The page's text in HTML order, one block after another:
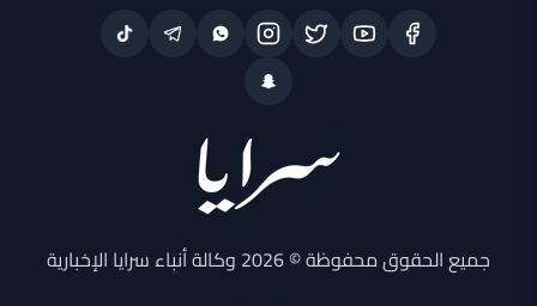
جميع الحقوق محفوظة © 2026 وكالة أنباء سرايا الإخبارية